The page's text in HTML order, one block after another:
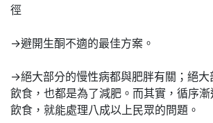
徑
→避開生酮不適的最佳方案。
→絕大部分的慢性病都與肥胖有關；絕大
飲食，也都是為了減肥。而其實，循序
飲食，就能處理八成以上民眾的問題。